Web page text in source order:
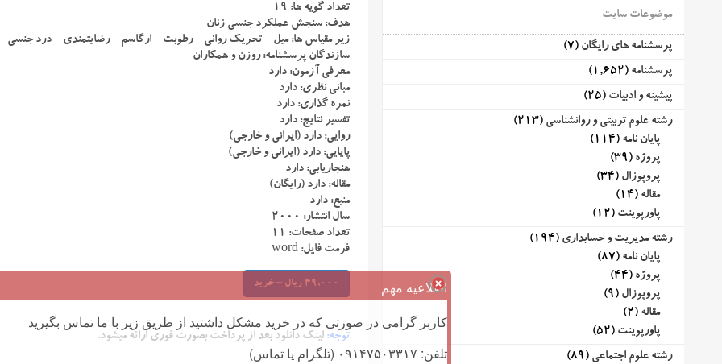
تعداد گویه ها: ۱۹
هدف: سنجش عملکرد جنسی زنان
زیر مقیاس ها: میل – تحریک روانی – رطوبت – ارگاسم – رضایتمندی – درد جنسی
سازندگان پرسشنامه: روزن و همکاران
معرفی آزمون: دارد
مبانی نظری: دارد
نمره گذاری: دارد
تفسیر نتایج: دارد
روایی: دارد (ایرانی و خارجی)
پایایی: دارد (ایرانی و خارجی)
هنجاریابی: دارد
مقاله: دارد (رایگان)
منبع: دارد
سال انتشار: ۲۰۰۰
تعداد صفحات: ۱۱
فرمت فایل: word
49,000 ریال – خرید
توجه: لینک دانلود بعد از پرداخت بصورت فوری ارائه میشود.
موضوعات سایت
پرسشنامه های رایگان (7)
پرسشنامه (1,652)
پیشینه و ادبیات (25)
رشته علوم تربیتی و روانشناسی (213)
پایان نامه (114)
پروژه (39)
پروپوزال (34)
مقاله (14)
پاورپوینت (12)
رشته مدیریت و حسابداری (194)
پایان نامه (87)
پروژه (44)
پروپوزال (9)
مقاله (2)
پاورپوینت (52)
رشته علوم اجتماعی (89)
اطلاعیه مهم
کاربر گرامی در صورتی که در خرید مشکل داشتید از طریق زیر با ما تماس بگیرید
تلفن: ۰۹۱۴۷۵۰۳۳۱۷ (تلگرام یا تماس)